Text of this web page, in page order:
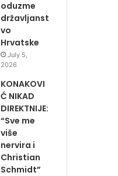
oduzme
državljanst
vo
Hrvatske
July 5,
2026
KONAKOVI
Ć NIKAD
DIREKTNIJE:
“Sve me
više
nervira i
Christian
Schmidt”